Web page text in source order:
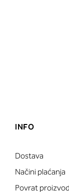
INFO
Dostava
Načini plaćanja
Povrat